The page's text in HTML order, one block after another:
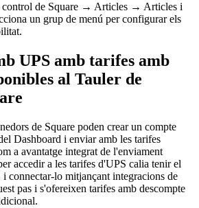
control de Square → Articles → Articles i
un grup de menú per configurar els
UPS amb tarifes amb
al Tauler de
de Square poden crear un compte
Dashboard i enviar amb les tarifes
a avantatge integrat de l'enviament
accedir a les tarifes d'UPS calia tenir el
connectar-lo mitjançant integracions de
pas i s'ofereixen tarifes amb descompte